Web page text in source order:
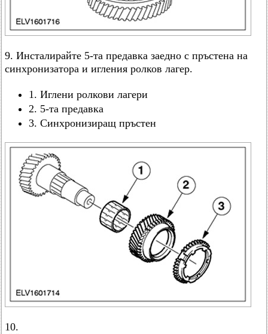
9. Инсталирайте 5-та предавка заедно с пръстена на
синхронизатора и игления ролков лагер.
1. Иглени ролкови лагери
2. 5-та предавка
3. Синхронизиращ пръстен
10.